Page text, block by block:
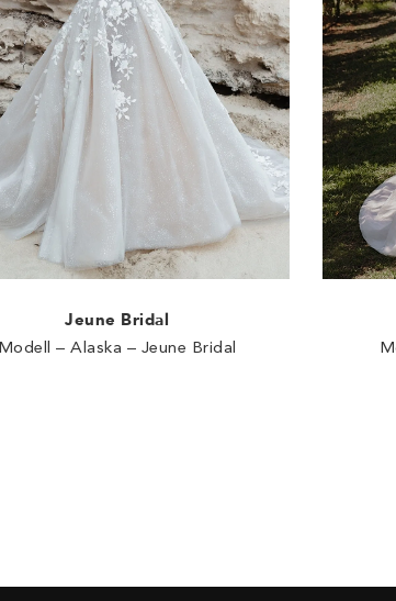
Jeune Bridal
Modell – Alaska – Jeune Bridal